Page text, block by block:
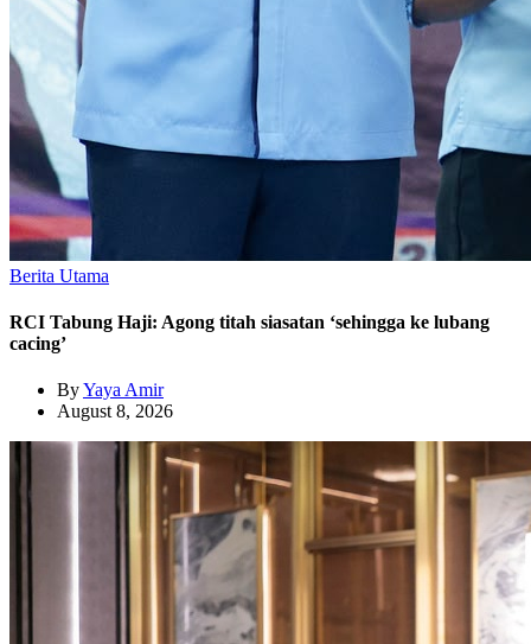
Berita Utama
RCI Tabung Haji: Agong titah siasatan ‘sehingga ke lubang
cacing’
ByYaya Amir
August 8, 2026